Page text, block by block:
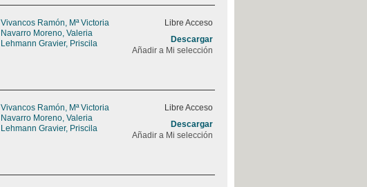
Vivancos Ramón, Mª Victoria
Navarro Moreno, Valeria
Lehmann Gravier, Priscila
Libre Acceso
Descargar
Añadir a Mi selección
Vivancos Ramón, Mª Victoria
Navarro Moreno, Valeria
Lehmann Gravier, Priscila
Libre Acceso
Descargar
Añadir a Mi selección